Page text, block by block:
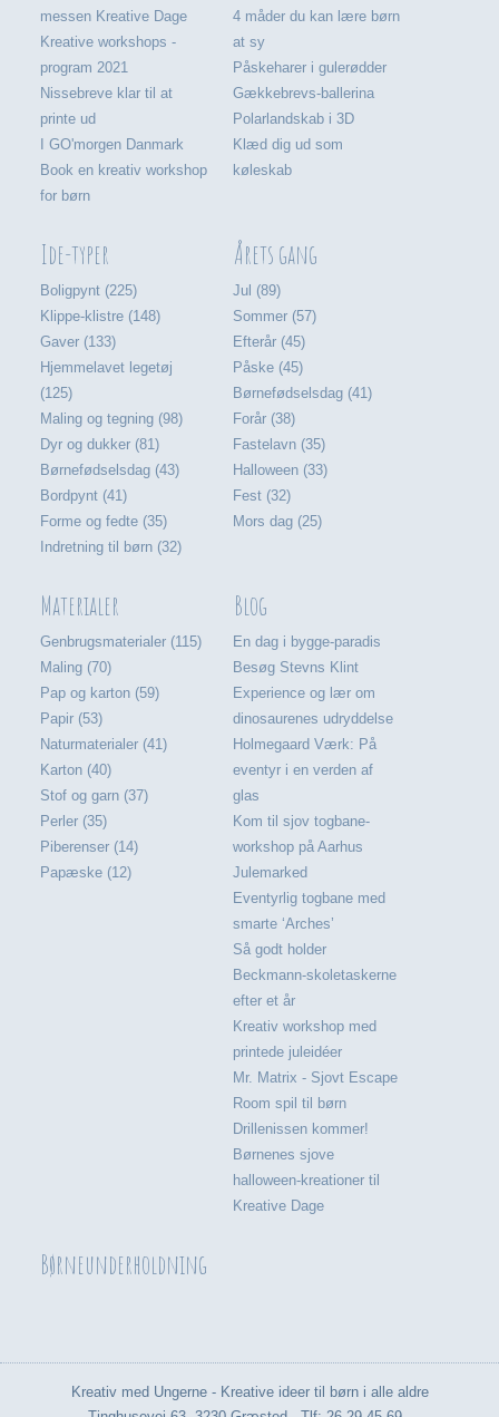
messen Kreative Dage
Kreative workshops -
program 2021
Nissebreve klar til at
printe ud
I GO'morgen Danmark
Book en kreativ workshop
for børn
4 måder du kan lære børn
at sy
Påskeharer i gulerødder
Gækkebrevs-ballerina
Polarlandskab i 3D
Klæd dig ud som
køleskab
Ide-typer
Boligpynt (225)
Klippe-klistre (148)
Gaver (133)
Hjemmelavet legetøj
(125)
Maling og tegning (98)
Dyr og dukker (81)
Børnefødselsdag (43)
Bordpynt (41)
Forme og fedte (35)
Indretning til børn (32)
Årets gang
Jul (89)
Sommer (57)
Efterår (45)
Påske (45)
Børnefødselsdag (41)
Forår (38)
Fastelavn (35)
Halloween (33)
Fest (32)
Mors dag (25)
Materialer
Genbrugsmaterialer (115)
Maling (70)
Pap og karton (59)
Papir (53)
Naturmaterialer (41)
Karton (40)
Stof og garn (37)
Perler (35)
Piberenser (14)
Papæske (12)
Blog
En dag i bygge-paradis
Besøg Stevns Klint
Experience og lær om
dinosaurenes udryddelse
Holmegaard Værk: På
eventyr i en verden af
glas
Kom til sjov togbane-
workshop på Aarhus
Julemarked
Eventyrlig togbane med
smarte ‘Arches’
Så godt holder
Beckmann-skoletaskerne
efter et år
Kreativ workshop med
printede juleidéer
Mr. Matrix - Sjovt Escape
Room spil til børn
Drillenissen kommer!
Børnenes sjove
halloween-kreationer til
Kreative Dage
Børneunderholdning
Kreativ med Ungerne - Kreative ideer til børn i alle aldre